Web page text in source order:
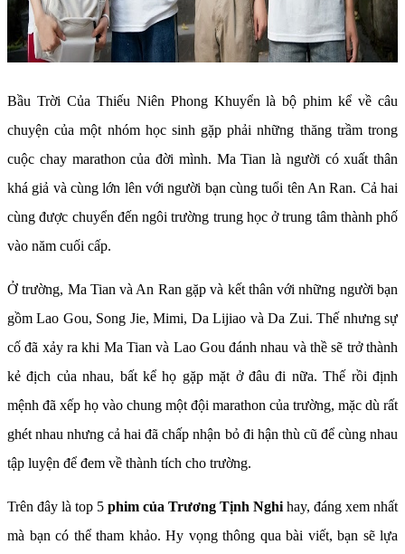
Bầu Trời Của Thiếu Niên Phong Khuyển là bộ phim kể về câu
chuyện của một nhóm học sinh gặp phải những thăng trầm trong
cuộc chay marathon của đời mình. Ma Tian là người có xuất thân
khá giả và cùng lớn lên với người bạn cùng tuổi tên An Ran. Cả hai
cùng được chuyển đến ngôi trường trung học ở trung tâm thành phố
vào năm cuối cấp.
Ở trường, Ma Tian và An Ran gặp và kết thân với những người bạn
gồm Lao Gou, Song Jie, Mimi, Da Lijiao và Da Zui. Thế nhưng sự
cố đã xảy ra khi Ma Tian và Lao Gou đánh nhau và thề sẽ trở thành
kẻ địch của nhau, bất kể họ gặp mặt ở đâu đi nữa. Thế rồi định
mệnh đã xếp họ vào chung một đội marathon của trường, mặc dù rất
ghét nhau nhưng cả hai đã chấp nhận bỏ đi hận thù cũ để cùng nhau
tập luyện để đem về thành tích cho trường.
Trên đây là top 5 phim của Trương Tịnh Nghi hay, đáng xem nhất
mà bạn có thể tham khảo. Hy vọng thông qua bài viết, bạn sẽ lựa